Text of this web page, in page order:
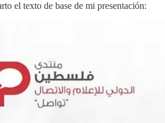
el texto de base de mi presentación: